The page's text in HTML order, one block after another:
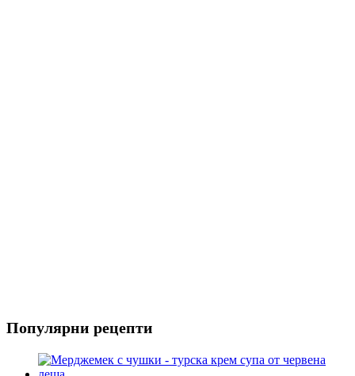
Популярни рецепти